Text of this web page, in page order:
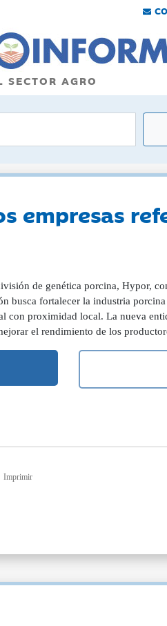
SECTOR AGRO
empresas
de genética porcina, Hypor,
busca fortalecer la industria
con proximidad local. La nueva
el rendimiento de los
Imprimir